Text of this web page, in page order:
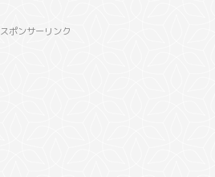
スポンサーリンク